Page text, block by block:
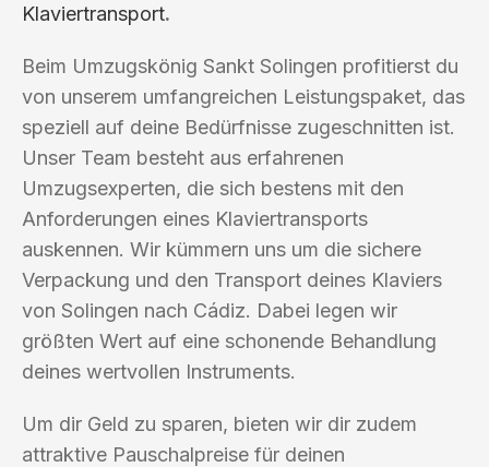
Klaviertransport.
Beim Umzugskönig Sankt Solingen profitierst du
von unserem umfangreichen Leistungspaket, das
speziell auf deine Bedürfnisse zugeschnitten ist.
Unser Team besteht aus erfahrenen
Umzugsexperten, die sich bestens mit den
Anforderungen eines Klaviertransports
auskennen. Wir kümmern uns um die sichere
Verpackung und den Transport deines Klaviers
von Solingen nach Cádiz. Dabei legen wir
größten Wert auf eine schonende Behandlung
deines wertvollen Instruments.
Um dir Geld zu sparen, bieten wir dir zudem
attraktive Pauschalpreise für deinen